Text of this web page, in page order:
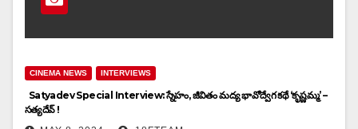
CINEMA NEWS INTERVIEWS
Satyadev Special Interview: స్నేహం, జీవితం మద్య భావోద్వేగ కథే ‘కృష్ణమ్మ’ –
సత్యదేవ్ !